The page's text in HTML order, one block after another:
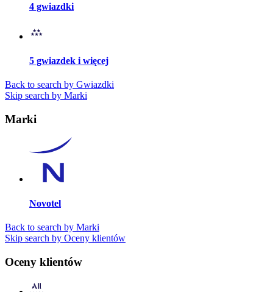
4 gwiazdki
5 gwiazdek i więcej
Back to search by Gwiazdki
Skip search by Marki
Marki
Novotel
Back to search by Marki
Skip search by Oceny klientów
Oceny klientów